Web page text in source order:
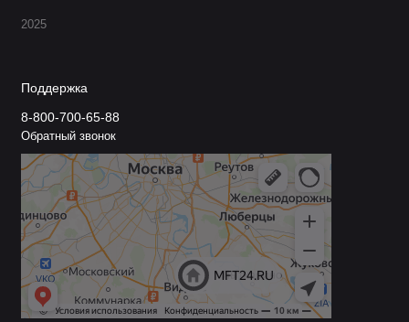
2025
Поддержка
8-800-700-65-88
Обратный звонок